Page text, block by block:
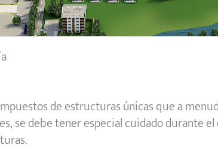
de estructuras únicas que a
se debe tener especial cuidado durante